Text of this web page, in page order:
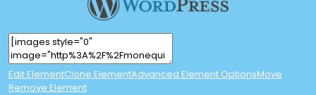
Edit ElementClone ElementAdvanced Element OptionsMove
Remove Element